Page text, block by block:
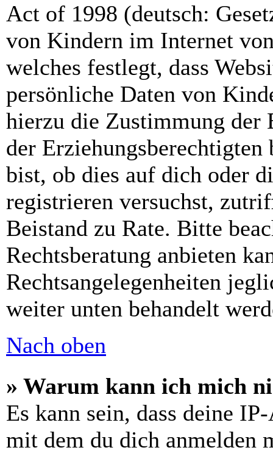
Act of 1998 (deutsch:
von Kindern im Internet
welches festlegt, dass
persönliche Daten von
hierzu die Zustimmung der
der
bist, ob dies auf dich oder
registrieren versuchst,
Beistand zu Rate. Bitte
Rechtsberatung anbieten
Rechtsangelegenheiten
weiter unten behandelt
Nach oben
» Warum kann ich mich
Es kann sein, dass deine
mit dem du dich anmelden